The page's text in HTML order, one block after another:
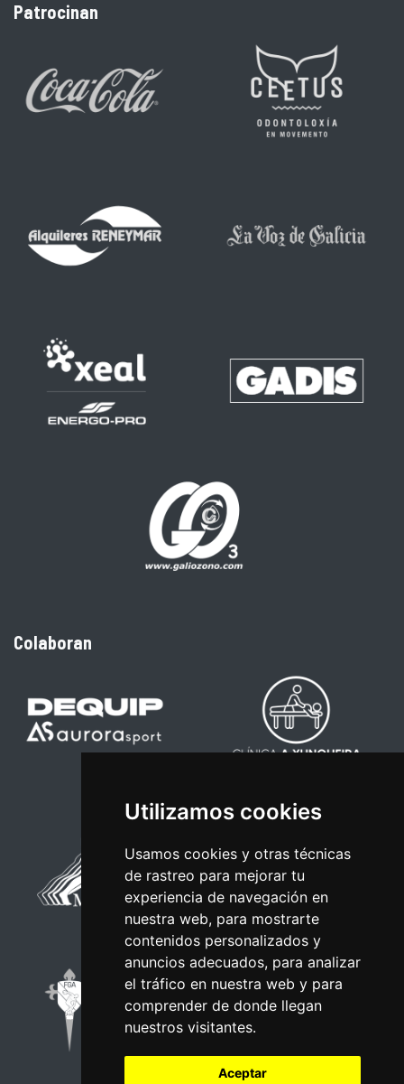
Utilizamos cookies
Usamos cookies y otras técnicas
de rastreo para mejorar tu
experiencia de navegación en
nuestra web, para mostrarte
contenidos personalizados y
anuncios adecuados, para analizar
el tráfico en nuestra web y para
comprender de donde llegan
nuestros visitantes.
Aceptar
Patrocinan
Colaboran